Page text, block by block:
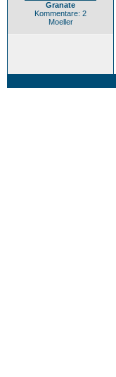
Granate
Kommentare: 2
Moeller